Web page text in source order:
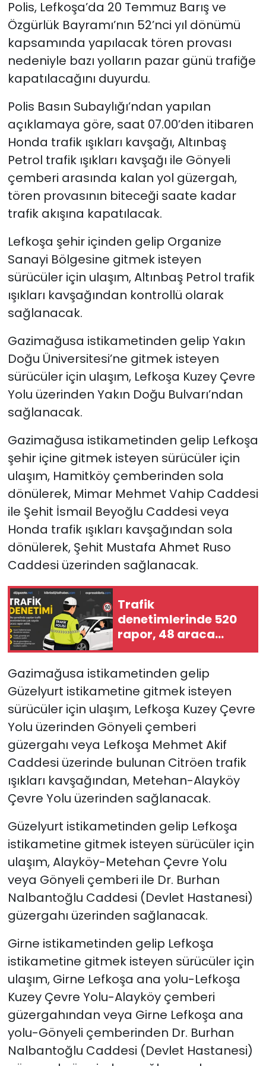
Polis, Lefkoşa’da 20 Temmuz Barış ve
Özgürlük Bayramı’nın 52’nci yıl dönümü
kapsamında yapılacak tören provası
nedeniyle bazı yolların pazar günü trafiğe
kapatılacağını duyurdu.
Polis Basın Subaylığı’ndan yapılan
açıklamaya göre, saat 07.00’den itibaren
Honda trafik ışıkları kavşağı, Altınbaş
Petrol trafik ışıkları kavşağı ile Gönyeli
çemberi arasında kalan yol güzergah,
tören provasının biteceği saate kadar
trafik akışına kapatılacak.
Lefkoşa şehir içinden gelip Organize
Sanayi Bölgesine gitmek isteyen
sürücüler için ulaşım, Altınbaş Petrol trafik
ışıkları kavşağından kontrollü olarak
sağlanacak.
Gazimağusa istikametinden gelip Yakın
Doğu Üniversitesi’ne gitmek isteyen
sürücüler için ulaşım, Lefkoşa Kuzey Çevre
Yolu üzerinden Yakın Doğu Bulvarı’ndan
sağlanacak.
Gazimağusa istikametinden gelip Lefkoşa
şehir içine gitmek isteyen sürücüler için
ulaşım, Hamitköy çemberinden sola
dönülerek, Mimar Mehmet Vahip Caddesi
ile Şehit İsmail Beyoğlu Caddesi veya
Honda trafik ışıkları kavşağından sola
dönülerek, Şehit Mustafa Ahmet Ruso
Caddesi üzerinden sağlanacak.
Trafik
denetimlerinde 520
rapor, 48 araca
trafikten men, 3
Gazimağusa istikametinden gelip
Güzelyurt istikametine gitmek isteyen
sürücüler için ulaşım, Lefkoşa Kuzey Çevre
Yolu üzerinden Gönyeli çemberi
güzergahı veya Lefkoşa Mehmet Akif
Caddesi üzerinde bulunan Citröen trafik
ışıkları kavşağından, Metehan-Alayköy
Çevre Yolu üzerinden sağlanacak.
Güzelyurt istikametinden gelip Lefkoşa
istikametine gitmek isteyen sürücüler için
ulaşım, Alayköy-Metehan Çevre Yolu
veya Gönyeli çemberi ile Dr. Burhan
Nalbantoğlu Caddesi (Devlet Hastanesi)
güzergahı üzerinden sağlanacak.
Girne istikametinden gelip Lefkoşa
istikametine gitmek isteyen sürücüler için
ulaşım, Girne Lefkoşa ana yolu-Lefkoşa
Kuzey Çevre Yolu-Alayköy çemberi
güzergahından veya Girne Lefkoşa ana
yolu-Gönyeli çemberinden Dr. Burhan
Nalbantoğlu Caddesi (Devlet Hastanesi)
SAĞLIK
Spor
Teknoloji
TÜRKiYE
Video Galeri
YAŞAM
Yazarlar